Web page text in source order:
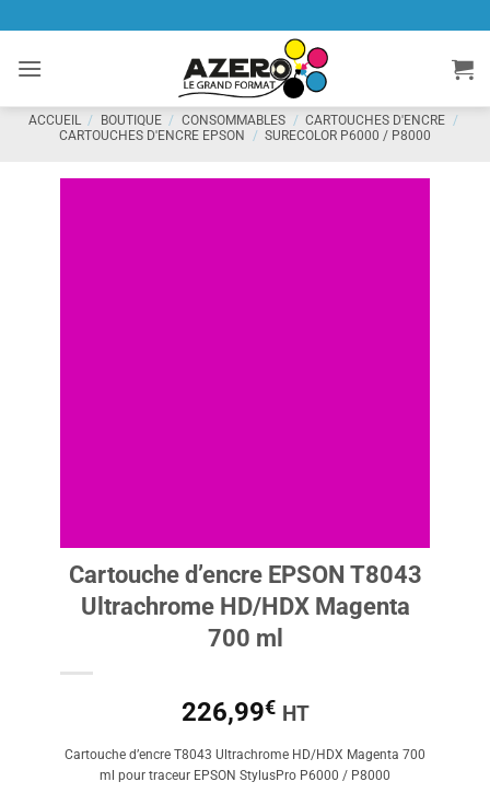
contenu
ACCUEIL / BOUTIQUE / CONSOMMABLES / CARTOUCHES D'ENCRE /
CARTOUCHES D'ENCRE EPSON
/ SURECOLOR P6000 / P8000
Cartouche d’encre EPSON T8043
Ultrachrome HD/HDX Magenta
700 ml
226,99€ HT
Cartouche d’encre T8043 Ultrachrome HD/HDX Magenta 700
ml pour traceur EPSON StylusPro P6000 / P8000